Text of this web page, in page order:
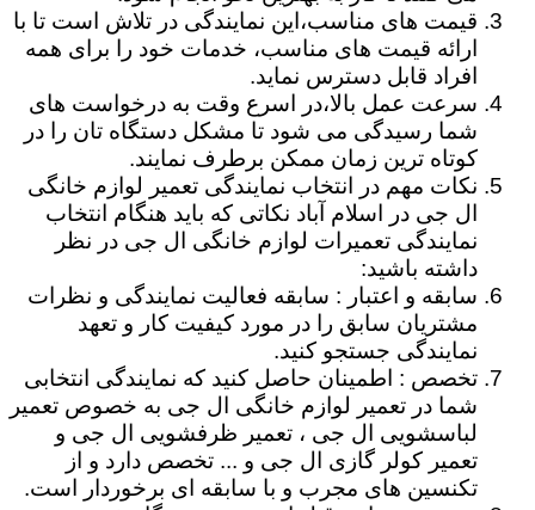
قیمت های مناسب،این نمایندگی در تلاش است تا با
ارائه قیمت های مناسب، خدمات خود را برای همه
افراد قابل دسترس نماید.
سرعت عمل بالا،در اسرع وقت به درخواست های
شما رسیدگی می شود تا مشکل دستگاه تان را در
کوتاه ترین زمان ممکن برطرف نمایند.
نکات مهم در انتخاب نمایندگی تعمیر لوازم خانگی
ال جی در اسلام آباد نکاتی که باید هنگام انتخاب
نمایندگی تعمیرات لوازم خانگی ال جی در نظر
داشته باشید:
سابقه و اعتبار : سابقه فعالیت نمایندگی و نظرات
مشتریان سابق را در مورد کیفیت کار و تعهد
نمایندگی جستجو کنید.
تخصص : اطمینان حاصل کنید که نمایندگی انتخابی
شما در تعمیر لوازم خانگی ال جی به خصوص تعمیر
لباسشویی ال جی ، تعمیر ظرفشویی ال جی و
تعمیر کولر گازی ال جی و ... تخصص دارد و از
تکنسین های مجرب و با سابقه ای برخوردار است.